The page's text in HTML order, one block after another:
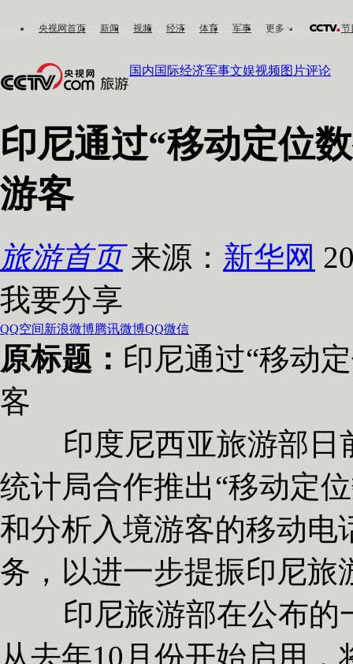
央视网首页 新闻 视频 经济 体育 军事 更多 节
国内国际经济军事文娱视频图片评论
印尼通过“移动定位
游客
旅游首页 来源： 新华网
我要分享
QQ空间新浪微博腾讯微博QQ微信
原标题： 印尼通过“移动
客
印度尼西亚旅游部日
统计局合作推出“移动定
和分析入境游客的移动电
务，以进一步提振印尼旅
印尼旅游部在公布的
从去年10月份开始启用